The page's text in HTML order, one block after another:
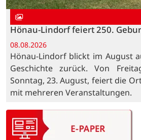
Hönau-Lindorf feiert 250.
08.08.2026
Hönau-Lindorf blickt im August
Geschichte zurück. Von
Sonntag, 23. August, feiert die
mit mehreren Veranstaltungen.